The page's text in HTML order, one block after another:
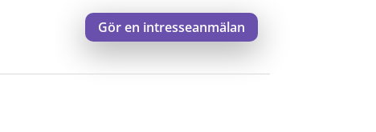
Gör en intresseanmälan